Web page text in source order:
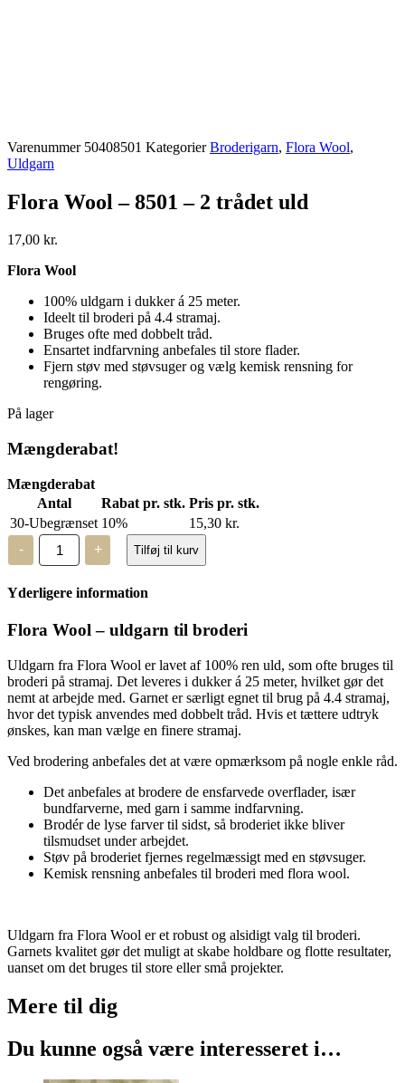
Varenummer 50408501 Kategorier Broderigarn, Flora Wool,
Uldgarn
Flora Wool – 8501 – 2 trådet uld
17,00 kr.
Flora Wool
100% uldgarn i dukker á 25 meter.
Ideelt til broderi på 4.4 stramaj.
Bruges ofte med dobbelt tråd.
Ensartet indfarvning anbefales til store flader.
Fjern støv med støvsuger og vælg kemisk rensning for
rengøring.
På lager
Mængderabat!
Mængderabat
Antal
Rabat pr. stk. Pris pr. stk.
30-Ubegrænset 10% 15,30 kr.
-
Flora
Wool
-
8501
-
trådet
+ Tilføj til kurv
Yderligere information
Flora Wool – uldgarn til broderi
Uldgarn fra Flora Wool er lavet af 100% ren uld, som ofte bruges til
broderi på stramaj. Det leveres i dukker á 25 meter, hvilket gør det
nemt at arbejde med. Garnet er særligt egnet til brug på 4.4 stramaj,
hvor det typisk anvendes med dobbelt tråd. Hvis et tættere udtryk
ønskes, kan man vælge en finere stramaj.
Ved brodering anbefales det at være opmærksom på nogle enkle råd.
Det anbefales at brodere de ensfarvede overflader, især
bundfarverne, med garn i samme indfarvning.
Brodér de lyse farver til sidst, så broderiet ikke bliver
tilsmudset under arbejdet.
Støv på broderiet fjernes regelmæssigt med en støvsuger.
Kemisk rensning anbefales til broderi med flora wool.
Uldgarn fra Flora Wool er et robust og alsidigt valg til broderi.
Garnets kvalitet gør det muligt at skabe holdbare og flotte resultater,
uanset om det bruges til store eller små projekter.
Mere til dig
Du kunne også være interesseret i…